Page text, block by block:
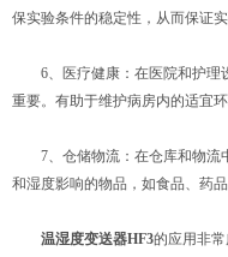
保实验条件的稳定性，从而保证
6、医疗健康：在医院和护理
重要。有助于维护病房内的适宜
7、仓储物流：在仓库和物流
和湿度影响的物品，如食品、药
温湿度变送器HF3的应用非